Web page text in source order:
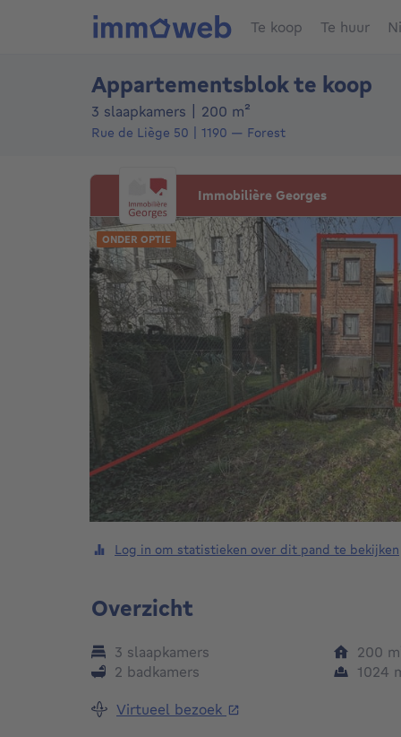
Te koop Te huur
Appartementsblok te koop
3 slaapkamers 200 m²
Rue de Liège 50 1190 — Forest
Immobilière Georges
ONDER OPTIE
Log in om statistieken over dit pand te bekijken
Overzicht
3 slaapkamers
2 badkamers
200
1024
Virtueel bezoek